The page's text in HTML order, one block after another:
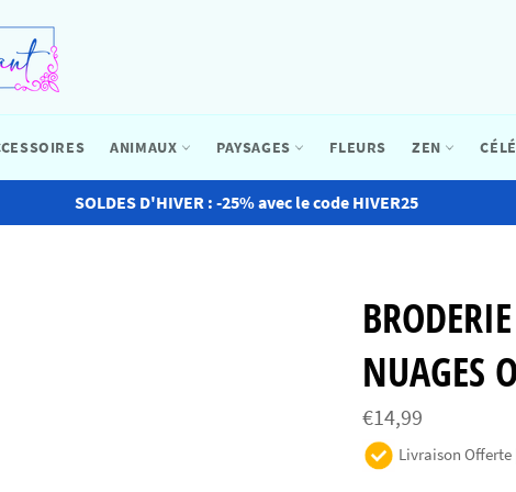
ANIMAUX PAYSAGES FLEURS ZEN
SOLDES D'HIVER : -25% avec le code HIVER25
NUAGES
Prix
régulier
€14,99
Livraison Offerte